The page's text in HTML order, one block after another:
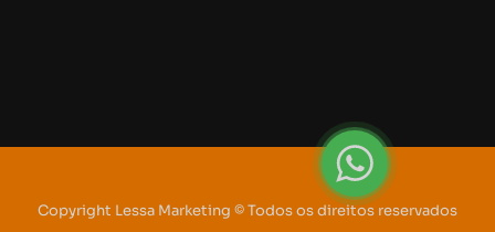
Copyright Lessa Marketing © Todos os direitos reservados